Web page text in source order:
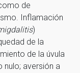
de
Inflamación
)
de la
de la úvula
nulo; aversión a